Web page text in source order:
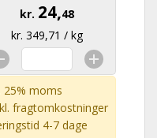
kr. 24,48
kr. 349,71 / kg
25% moms
fragtomkostninger
4-7 dage